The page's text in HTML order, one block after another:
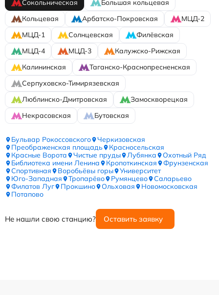
Сокольническая
Большая кольцевая
Кольцевая
Арбатско-Покровская
МЦД-2
МЦД-1
Солнцевская
Филёвская
МЦД-4
МЦД-3
Калужско-Рижская
Калининская
Таганско-Краснопресненская
Серпуховско-Тимирязевская
Люблинско-Дмитровская
Замоскворецкая
Некрасовская
Бутовская
Бульвар Рокоссовского
Черкизовская
Преображенская площадь
Красносельская
Красные Ворота
Чистые пруды Лубянка
Охотный Ряд
Библиотека имени Ленина
Кропоткинская
Фрунзенская
Спортивная
Воробьёвы горы
Университет
Юго-Западная
Тропарёво Румянцево
Саларьево
Филатов Луг
Прокшино Ольховая
Новомосковская
Потапово
Не нашли свою станцию? Оставить заявку